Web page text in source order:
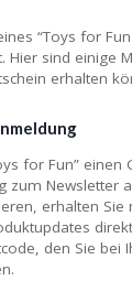
“Toys for
Hier sind einige
erhalten
for Fun” einen
zum Newsletter
erhalten Sie
den Sie bei